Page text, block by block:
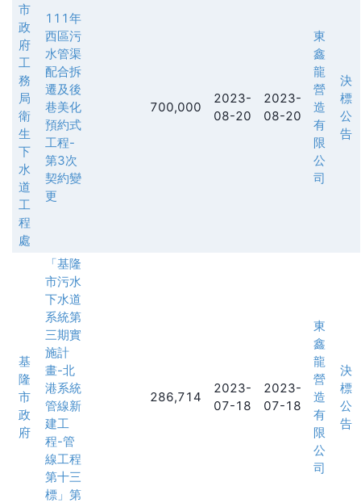
市
政
府
工
務
局
衛
生
下
水
道
工
程
處
111年
西區污
水管渠
配合拆
遷及後
巷美化
預約式
工程-
第3次
契約變
更
700,000
2023-
08-20
2023-
08-20
東
鑫
龍
營
造
有
限
公
司
決
標
公
告
基
隆
市
政
府
「基隆
市污水
下水道
系統第
三期實
施計
畫-北
港系統
管線新
建工
程-管
線工程
第十三
標」第
286,714
2023-
07-18
2023-
07-18
東
鑫
龍
營
造
有
限
公
司
決
標
公
告